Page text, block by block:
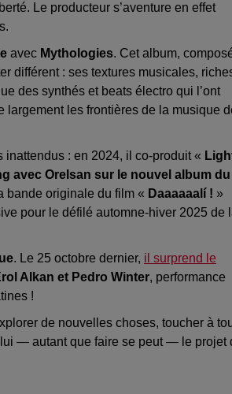
Le producteur s’aventure en effet
avec Mythologies. Cet album,
différent : ses textures musicales,
des synthés et beats électro qui l’ont
largement les frontières de la musique
: en 2024, il co-produit «
avec Orelsan sur le nouvel album du
bande originale du film « Daaaaaalí ! »
pour le défilé automne-hiver 2025 de
. Le 25 octobre dernier, il surprend le
Alkan et Pedro Winter, performance
!
de nouvelles choses, toucher à
lui — autant que faire se peut — le projet